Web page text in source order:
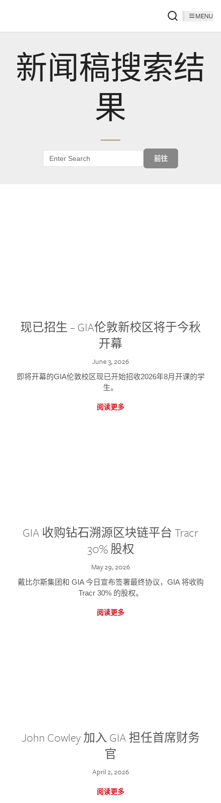
MENU
新闻稿搜索结
果
前往
现已招生 – GIA伦敦新校区将于今秋
开幕
June 3, 2026
即将开幕的GIA伦敦校区现已开始招收2026年8月开课的学
生。
阅读更多
GIA 收购钻石溯源区块链平台 Tracr
30% 股权
May 29, 2026
戴比尔斯集团和 GIA 今日宣布签署最终协议，GIA 将收购
Tracr 30% 的股权。
阅读更多
John Cowley 加入 GIA 担任首席财务
官
April 2, 2026
阅读更多